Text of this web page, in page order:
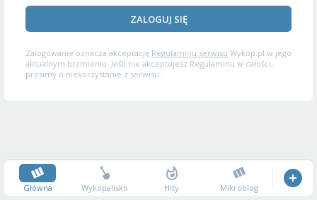
ZALOGUJ SIĘ
Zalogowanie oznacza akceptację Regulaminu serwisu Wykop.pl w jego
aktualnym brzmieniu. Jeśli nie akceptujesz Regulaminu w całości,
prosimy o niekorzystanie z serwisu.
Główna Wykopalisko Hity Mikroblog